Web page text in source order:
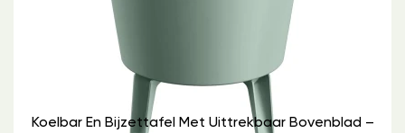
Koelbar En Bijzettafel Met Uittrekbaar Bovenblad –